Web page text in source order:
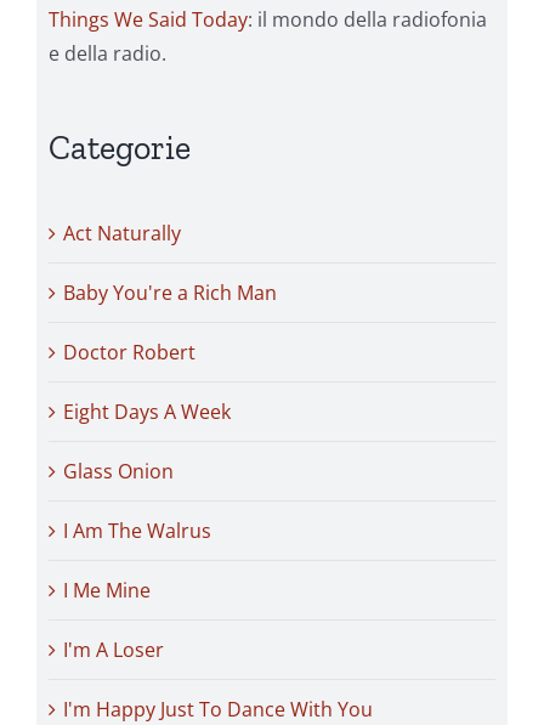
Things We Said Today: il mondo della radiofonia
e della radio.
Categorie
Act Naturally
Baby You're a Rich Man
Doctor Robert
Eight Days A Week
Glass Onion
I Am The Walrus
I Me Mine
I'm A Loser
I'm Happy Just To Dance With You